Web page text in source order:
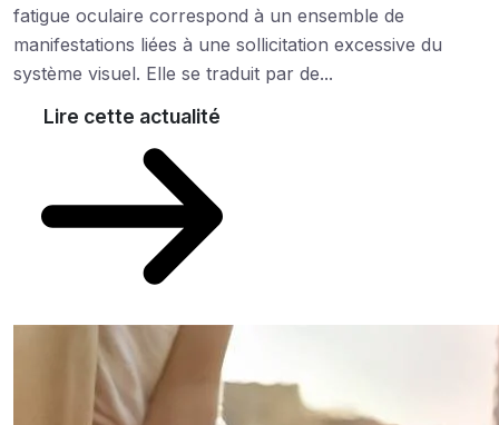
fatigue oculaire correspond à un ensemble de
manifestations liées à une sollicitation excessive du
système visuel. Elle se traduit par de...
Lire cette actualité